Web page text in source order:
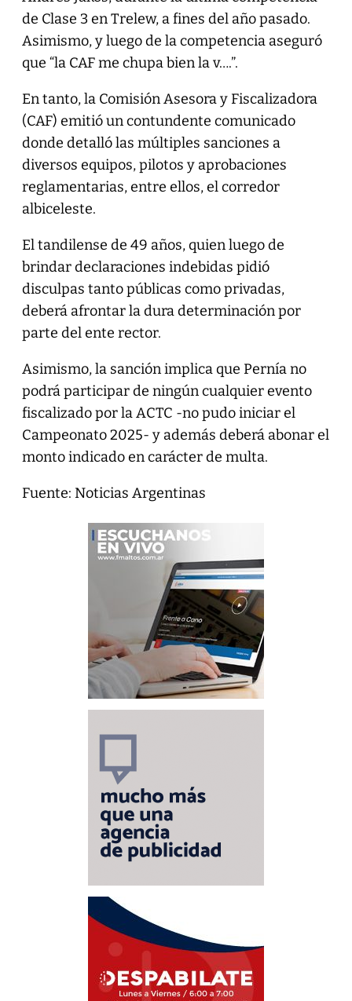
de Clase 3 en Trelew, a fines del año pasado.
Asimismo, y luego de la competencia aseguró
que “la CAF me chupa bien la v….”.
En tanto, la Comisión Asesora y Fiscalizadora
(CAF) emitió un contundente comunicado
donde detalló las múltiples sanciones a
diversos equipos, pilotos y aprobaciones
reglamentarias, entre ellos, el corredor
albiceleste.
El tandilense de 49 años, quien luego de
brindar declaraciones indebidas pidió
disculpas tanto públicas como privadas,
deberá afrontar la dura determinación por
parte del ente rector.
Asimismo, la sanción implica que Pernía no
podrá participar de ningún cualquier evento
fiscalizado por la ACTC -no pudo iniciar el
Campeonato 2025- y además deberá abonar el
monto indicado en carácter de multa.
Fuente: Noticias Argentinas